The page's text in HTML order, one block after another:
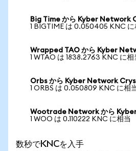
Big Time から Kyber Network
1 BIGTIME は 0.050405 KNC に
Wrapped TAO から Kyber
1 WTAO は 1838.2763 KNC に相
Orbs から Kyber Network
1 ORBS は 0.050809 KNC に相
Wootrade Network から
1 WOO は 0.110222 KNC に相当
数秒でKNCを入手